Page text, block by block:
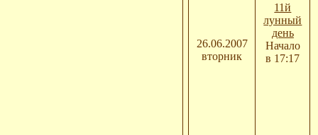
11й
лунный
день
Начало
в 17:17
26.06.2007
вторник